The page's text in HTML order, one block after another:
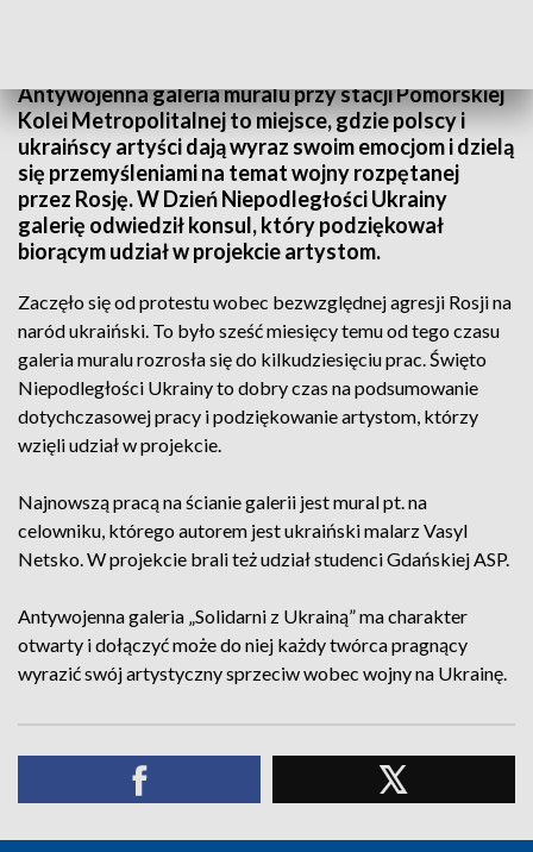
Antywojenna galeria muralu przy stacji Pomorskiej
Kolei Metropolitalnej to miejsce, gdzie polscy i
ukraińscy artyści dają wyraz swoim emocjom i dzielą
się przemyśleniami na temat wojny rozpętanej
przez Rosję. W Dzień Niepodległości Ukrainy
galerię odwiedził konsul, który podziękował
biorącym udział w projekcie artystom.
Zaczęło się od protestu wobec bezwzględnej agresji Rosji na
naród ukraiński. To było sześć miesięcy temu od tego czasu
galeria muralu rozrosła się do kilkudziesięciu prac. Święto
Niepodległości Ukrainy to dobry czas na podsumowanie
dotychczasowej pracy i podziękowanie artystom, którzy
wzięli udział w projekcie.
Najnowszą pracą na ścianie galerii jest mural pt. na
celowniku, którego autorem jest ukraiński malarz Vasyl
Netsko. W projekcie brali też udział studenci Gdańskiej ASP.
Antywojenna galeria „Solidarni z Ukrainą” ma charakter
otwarty i dołączyć może do niej każdy twórca pragnący
wyrazić swój artystyczny sprzeciw wobec wojny na Ukrainę.